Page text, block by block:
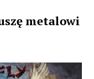
metalowi